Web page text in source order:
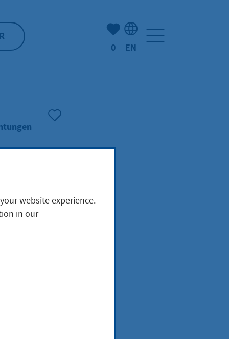
Number of bookmarked
0 EN
in
website experience.
in our